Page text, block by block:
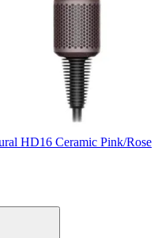
HD16 Ceramic Pink/Rose